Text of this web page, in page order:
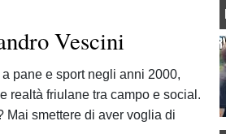
Vescini
pane e sport negli anni 2000,
realtà friulane tra campo e social.
Mai smettere di aver voglia di